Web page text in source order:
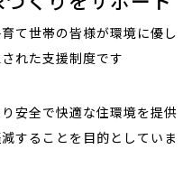
て世帯の皆様が環境に優し
れた支援制度です
安全で快適な住環境を提供
することを目的としていま